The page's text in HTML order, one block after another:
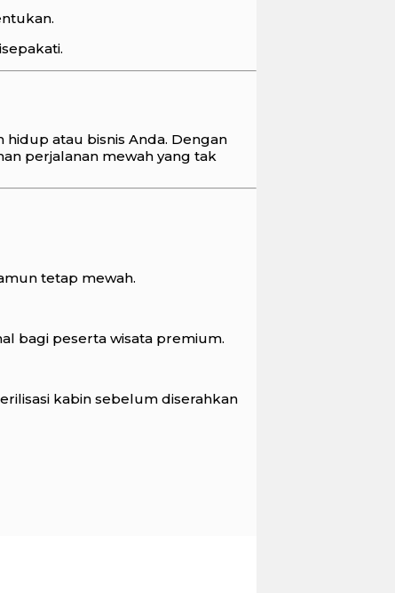
atau bisnis Anda. Dengan
perjalanan mewah yang tak
tetap mewah.
bagi peserta wisata premium.
kabin sebelum diserahkan